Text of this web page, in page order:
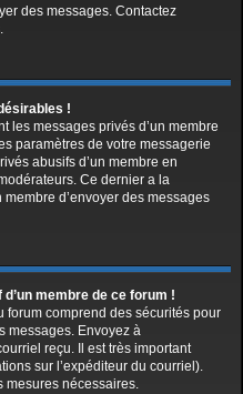
des messages. Contactez
!
les messages privés d’un membre
paramètres de votre messagerie
abusifs d’un membre en
Ce dernier a la
d’envoyer des messages
membre de ce forum !
forum comprend des sécurités pour
messages. Envoyez à
reçu. Il est très important
sur l’expéditeur du courriel).
mesures nécessaires.